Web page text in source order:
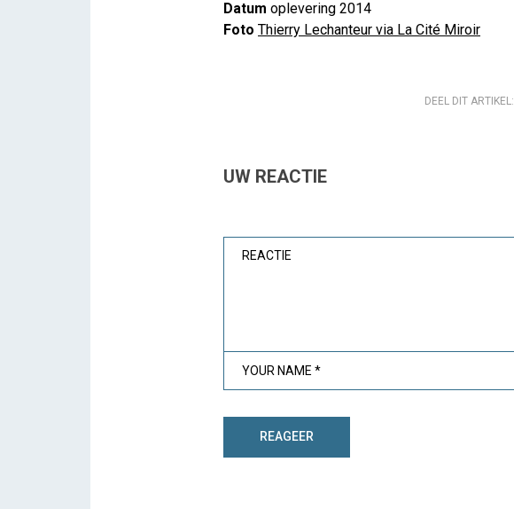
Datum oplevering 2014
Foto Thierry Lechanteur via La Cité Miroir
DEEL DIT ARTIKEL:
UW REACTIE